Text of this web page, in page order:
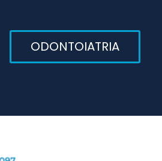
ODONTOIATRIA